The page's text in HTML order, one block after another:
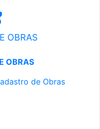
OBRAS
OBRAS
de Obras